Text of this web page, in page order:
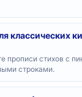
классических
прописи стихов с
строками.